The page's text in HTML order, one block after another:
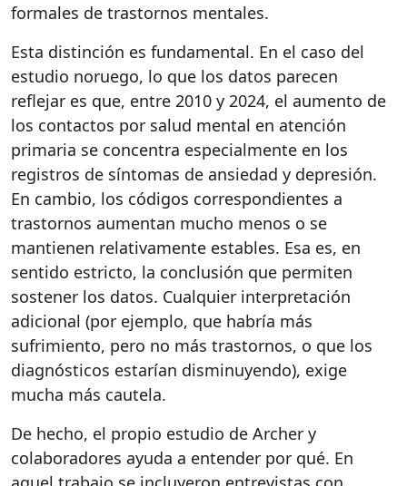
formales de trastornos mentales.
Esta distinción es fundamental. En el caso del
estudio noruego, lo que los datos parecen
reflejar es que, entre 2010 y 2024, el aumento de
los contactos por salud mental en atención
primaria se concentra especialmente en los
registros de síntomas de ansiedad y depresión.
En cambio, los códigos correspondientes a
trastornos aumentan mucho menos o se
mantienen relativamente estables. Esa es, en
sentido estricto, la conclusión que permiten
sostener los datos. Cualquier interpretación
adicional (por ejemplo, que habría más
sufrimiento, pero no más trastornos, o que los
diagnósticos estarían disminuyendo), exige
mucha más cautela.
De hecho, el propio estudio de Archer y
colaboradores ayuda a entender por qué. En